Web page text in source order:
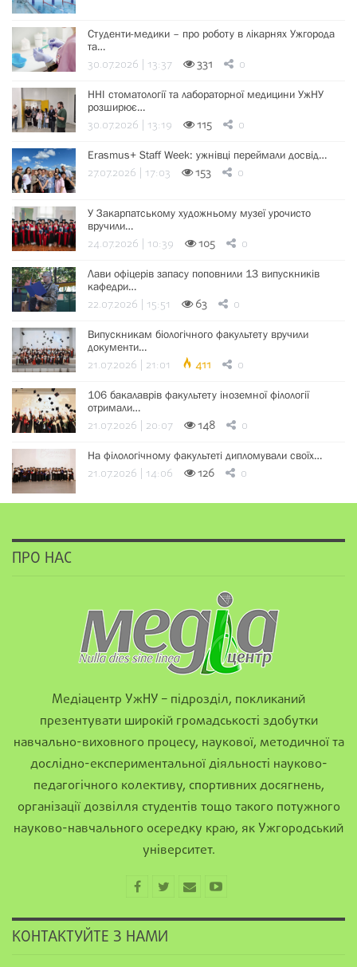
Студенти-медики – про роботу в лікарнях Ужгорода
та…
30.07.2026 | 13:37 331 0
ННІ стоматології та лабораторної медицини УжНУ
розширює…
30.07.2026 | 13:19 115 0
Erasmus+ Staff Week: ужнівці переймали досвід…
27.07.2026 | 17:03 153 0
У Закарпатському художньому музеї урочисто
вручили…
24.07.2026 | 10:39 105 0
Лави офіцерів запасу поповнили 13 випускників
кафедри…
22.07.2026 | 15:51 63 0
Випускникам біологічного факультету вручили
документи…
21.07.2026 | 21:01 411 0
106 бакалаврів факультету іноземної філології
отримали…
21.07.2026 | 20:07 148 0
На філологічному факультеті дипломували своїх…
21.07.2026 | 14:06 126 0
ПРО НАС
Медіацентр УжНУ – підрозділ, покликаний
презентувати широкій громадськості здобутки
навчально-виховного процесу, наукової, методичної та
дослідно-експериментальної діяльності науково-
педагогічного колективу, спортивних досягнень,
організації дозвілля студентів тощо такого потужного
науково-навчального осередку краю, як Ужгородський
університет.
КОНТАКТУЙТЕ З НАМИ